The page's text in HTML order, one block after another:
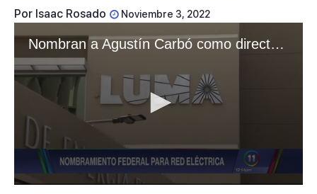
Por Isaac Rosado Noviembre 3, 2022
Nombran a Agustín Carbó como director de Modernización de la Red Eléctrica de Puerto Rico